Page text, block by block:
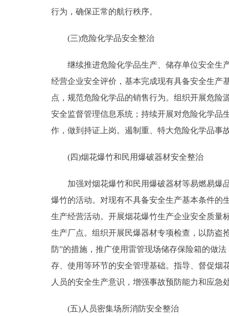
行为，确保正常的航行秩序。
(三)危险化学品安全整治
继续推进危险化学品生产、储存单位安全生产
经营企业安全评价，基本完成现有具备安全生产
点，规范危险化学品的销售行为。组织开展危
安全监督管理信息系统；持续开展对危险化学品
作，做到持证上岗。遏制重、特大危险化学品事
(四)烟花爆竹和民用爆破器材安全整治
加强对烟花爆竹和民用爆破器材等易燃易爆品
爆竹的活动。对现有不具备安全生产基本条件的
生产经营活动。开展烟花爆竹生产企业安全质量
生产厂点。组织开展民爆器材专项检查，以防盗
防”的措施，推广使用雷管现场储存保险箱的做
存、使用等环节的安全管理基础。指导、督促烟
人员的安全生产意识，增强事故预防能力和应急
(五)人员密集场所消防安全整治